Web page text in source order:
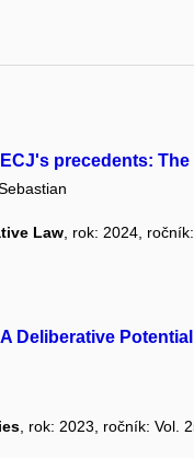
precedents:
Law , rok: 2024,
Deliberative
, rok: 2023, ročník: Vol.